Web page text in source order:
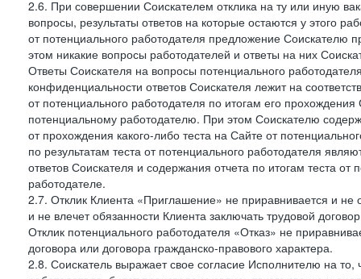
2.6. При совершении Соискателем отклика на ту или иную
вопросы, результаты ответов на которые остаются у этого
от потенциального работодателя предложение Соискателю
этом никакие вопросы работодателей и ответы на них
Ответы Соискателя на вопросы потенциального
конфиденциальности ответов Соискателя лежит на
от потенциального работодателя по итогам его
потенциальному работодателю. При этом Соискателю
от прохождения какого-либо теста на Сайте от
по результатам теста от потенциального работодателя
ответов Соискателя и содержания отчета по итогам теста
работодателе.
2.7. Отклик Клиента «Приглашение» не приравнивается и
и не влечет обязанности Клиента заключать трудовой
Отклик потенциального работодателя «Отказ» не
договора или договора гражданско-правового характера.
2.8. Соискатель выражает свое согласие Исполнителю на